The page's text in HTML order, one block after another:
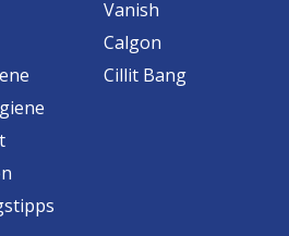
Vanish
Calgon
Cillit Bang